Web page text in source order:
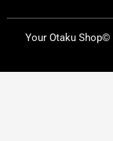
Your Otaku